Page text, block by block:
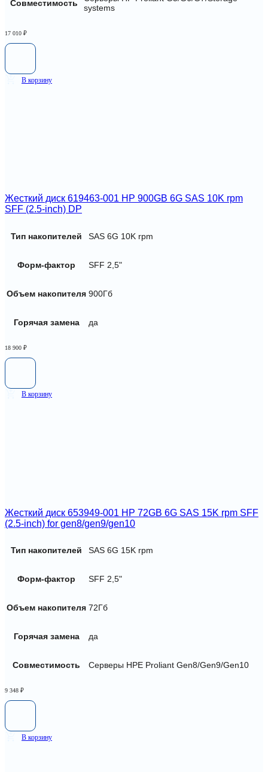
Совместимость
systems
17 010 ₽
В корзину
Жесткий диск 619463-001 HP 900GB 6G SAS 10K rpm
SFF (2.5-inch) DP
Тип накопителей SAS 6G 10K rpm
Форм-фактор SFF 2,5"
Объем накопителя 900Гб
Горячая замена да
18 900 ₽
В корзину
Жесткий диск 653949-001 HP 72GB 6G SAS 15K rpm SFF
(2.5-inch) for gen8/gen9/gen10
Тип накопителей SAS 6G 15K rpm
Форм-фактор SFF 2,5"
Объем накопителя 72Гб
Горячая замена да
Совместимость Серверы HPE Proliant Gen8/Gen9/Gen10
9 348 ₽
В корзину